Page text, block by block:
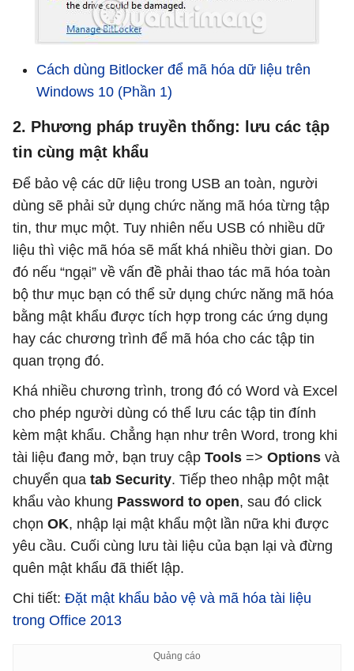
Cách dùng Bitlocker để mã hóa dữ liệu trên
Windows 10 (Phần 1)
2. Phương pháp truyền thống: lưu các tập
tin cùng mật khẩu
Để bảo vệ các dữ liệu trong USB an toàn, người
dùng sẽ phải sử dụng chức năng mã hóa từng tập
tin, thư mục một. Tuy nhiên nếu USB có nhiều dữ
liệu thì việc mã hóa sẽ mất khá nhiều thời gian. Do
đó nếu “ngại” về vấn đề phải thao tác mã hóa toàn
bộ thư mục bạn có thể sử dụng chức năng mã hóa
bằng mật khẩu được tích hợp trong các ứng dụng
hay các chương trình để mã hóa cho các tập tin
quan trọng đó.
Khá nhiều chương trình, trong đó có Word và Excel
cho phép người dùng có thể lưu các tập tin đính
kèm mật khẩu. Chẳng hạn như trên Word, trong khi
tài liệu đang mở, bạn truy cập Tools => Options và
chuyển qua tab Security. Tiếp theo nhập một mật
khẩu vào khung Password to open, sau đó click
chọn OK, nhập lại mật khẩu một lần nữa khi được
yêu cầu. Cuối cùng lưu tài liệu của bạn lại và đừng
quên mật khẩu đã thiết lập.
Chi tiết: Đặt mật khẩu bảo vệ và mã hóa tài liệu
trong Office 2013